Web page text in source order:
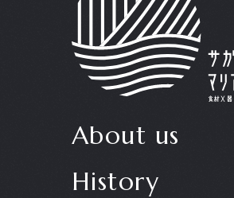
About us
History